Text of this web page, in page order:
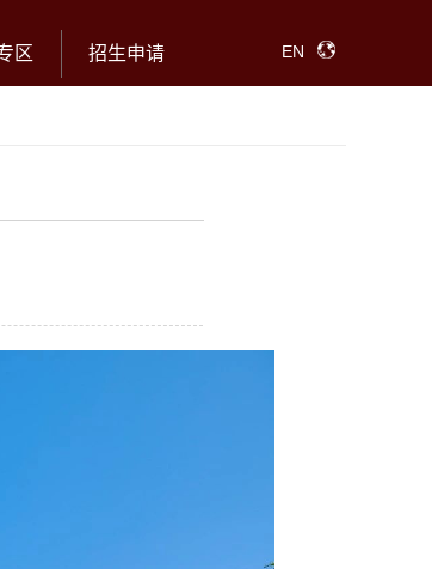
区 招生申请 EN